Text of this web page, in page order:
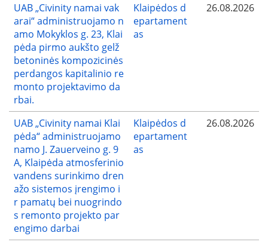
UAB „Civinity namai vak
arai“ administruojamo n
amo Mokyklos g. 23, Klai
pėda pirmo aukšto gelž
betoninės kompozicinės
perdangos kapitalinio re
monto projektavimo da
rbai.
Klaipėdos d
epartament
as
26.08.2026
UAB „Civinity namai Klai
pėda“ administruojamo
namo J. Zauerveino g. 9
A, Klaipėda atmosferinio
vandens surinkimo dren
ažo sistemos įrengimo i
r pamatų bei nuogrindo
s remonto projekto par
engimo darbai
Klaipėdos d
epartament
as
26.08.2026